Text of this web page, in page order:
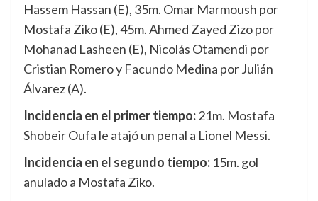
Hassem Hassan (E), 35m. Omar Marmoush por
Mostafa Ziko (E), 45m. Ahmed Zayed Zizo por
Mohanad Lasheen (E), Nicolás Otamendi por
Cristian Romero y Facundo Medina por Julián
Álvarez (A).
Incidencia en el primer tiempo:21m. Mostafa
Shobeir Oufa le atajó un penal a Lionel Messi.
Incidencia en el segundo tiempo: 15m. gol
anulado a Mostafa Ziko.